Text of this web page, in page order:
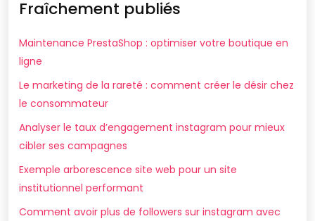
Fraîchement publiés
Maintenance PrestaShop : optimiser votre boutique en
ligne
Le marketing de la rareté : comment créer le désir chez
le consommateur
Analyser le taux d’engagement instagram pour mieux
cibler ses campagnes
Exemple arborescence site web pour un site
institutionnel performant
Comment avoir plus de followers sur instagram avec